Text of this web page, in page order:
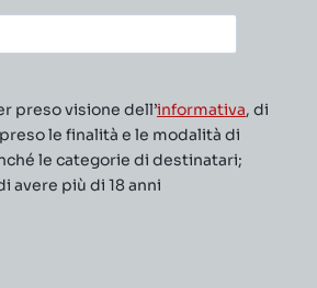
preso visione dell’informativa, di
le finalità e le modalità di
le categorie di destinatari;
avere più di 18 anni